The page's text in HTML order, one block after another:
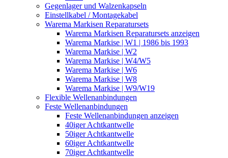
Gegenlager und Walzenkapseln
Einstellkabel / Montagekabel
Warema Markisen Reparatursets
Warema Markisen Reparatursets anzeigen
Warema Markise | W1 | 1986 bis 1993
Warema Markise | W2
Warema Markise | W4/W5
Warema Markise | W6
Warema Markise | W8
Warema Markise | W9/W19
Flexible Wellenanbindungen
Feste Wellenanbindungen
Feste Wellenanbindungen anzeigen
40iger Achtkantwelle
50iger Achtkantwelle
60iger Achtkantwelle
70iger Achtkantwelle